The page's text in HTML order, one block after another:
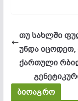
თუ სახლში
უნდა იცოდეთ,
ქართული
ბიოაგრო